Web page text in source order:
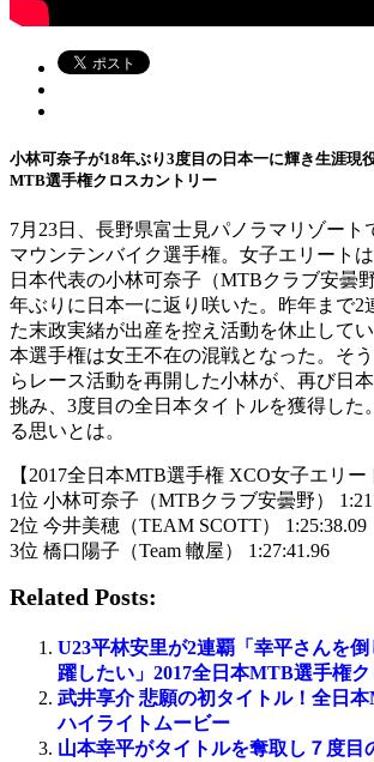
小林可奈子が18年ぶり3度目の日本一に輝き生涯現
MTB選手権クロスカントリー
7月23日、長野県富士見パノラマリゾート
マウンテンバイク選手権。女子エリート
日本代表の小林可奈子（MTBクラブ安曇
年ぶりに日本一に返り咲いた。昨年まで2
た末政実緒が出産を控え活動を休止して
本選手権は女王不在の混戦となった。そ
らレース活動を再開した小林が、再び日
挑み、3度目の全日本タイトルを獲得した
る思いとは。
【2017全日本MTB選手権 XCO女子エリー
1位 小林可奈子（MTBクラブ安曇野）
2位 今井美穂（TEAM SCOTT） 1:25:38.09
3位 橋口陽子（Team 轍屋） 1:27:41.96
Related Posts:
U23平林安里が2連覇「幸平さんを
躍したい」2017全日本MTB選手権
武井享介 悲願の初タイトル！全日
ハイライトムービー
山本幸平がタイトルを奪取し７度目